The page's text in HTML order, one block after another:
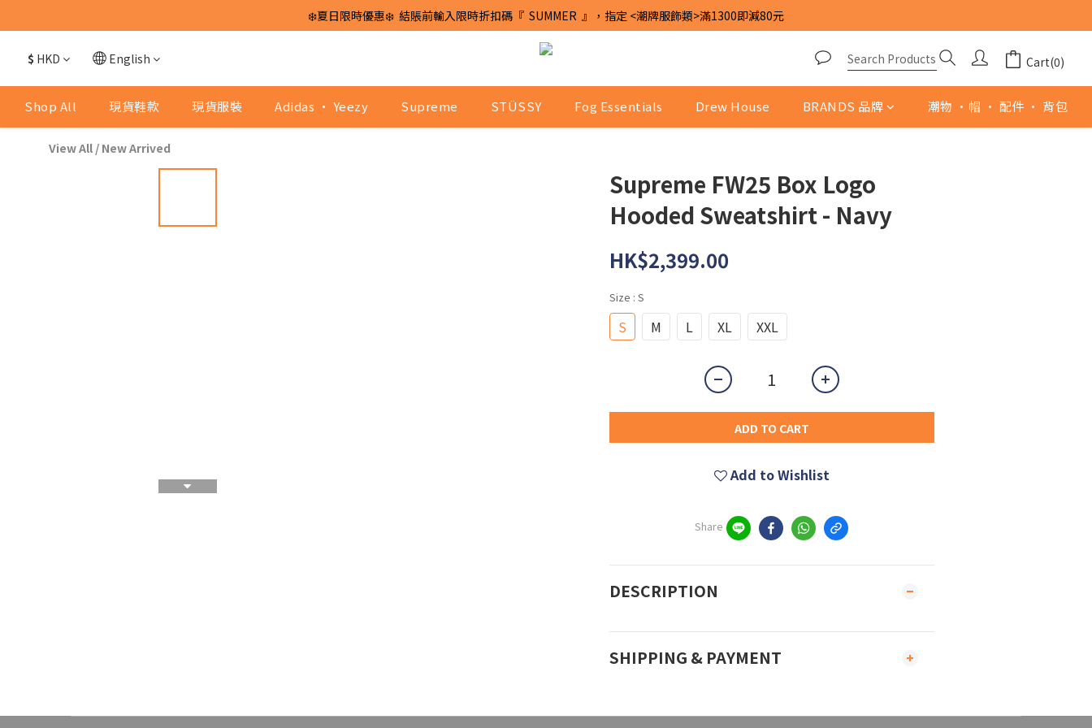
❄️夏日限時優惠❄️  結賬前輸入限時折扣碼『  SUMMER  』，指定 <潮牌服飾類>滿1300即減80元
$ HKD English Cart(0)
Shop All 現貨鞋款 現貨服裝 Adidas · Yeezy Supreme STÜSSY Fog Essentials Drew House BRANDS 品牌 潮物 ·帽 · 配件 · 背包
View All / New Arrived
Supreme FW25 Box Logo
Hooded Sweatshirt - Navy
HK$2,399.00
Size : S
S M L XL XXL
ADD TO CART
Add to Wishlist
Share
DESCRIPTION
SHIPPING & PAYMENT